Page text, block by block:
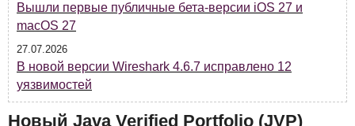
Вышли первые публичные бета-версии iOS 27 и
macOS 27
27.07.2026
В новой версии Wireshark 4.6.7 исправлено 12
уязвимостей
Новый Java Verified Portfolio (JVP)